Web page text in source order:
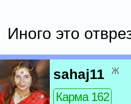
Иного это
sahaj11 ж
Карма 162